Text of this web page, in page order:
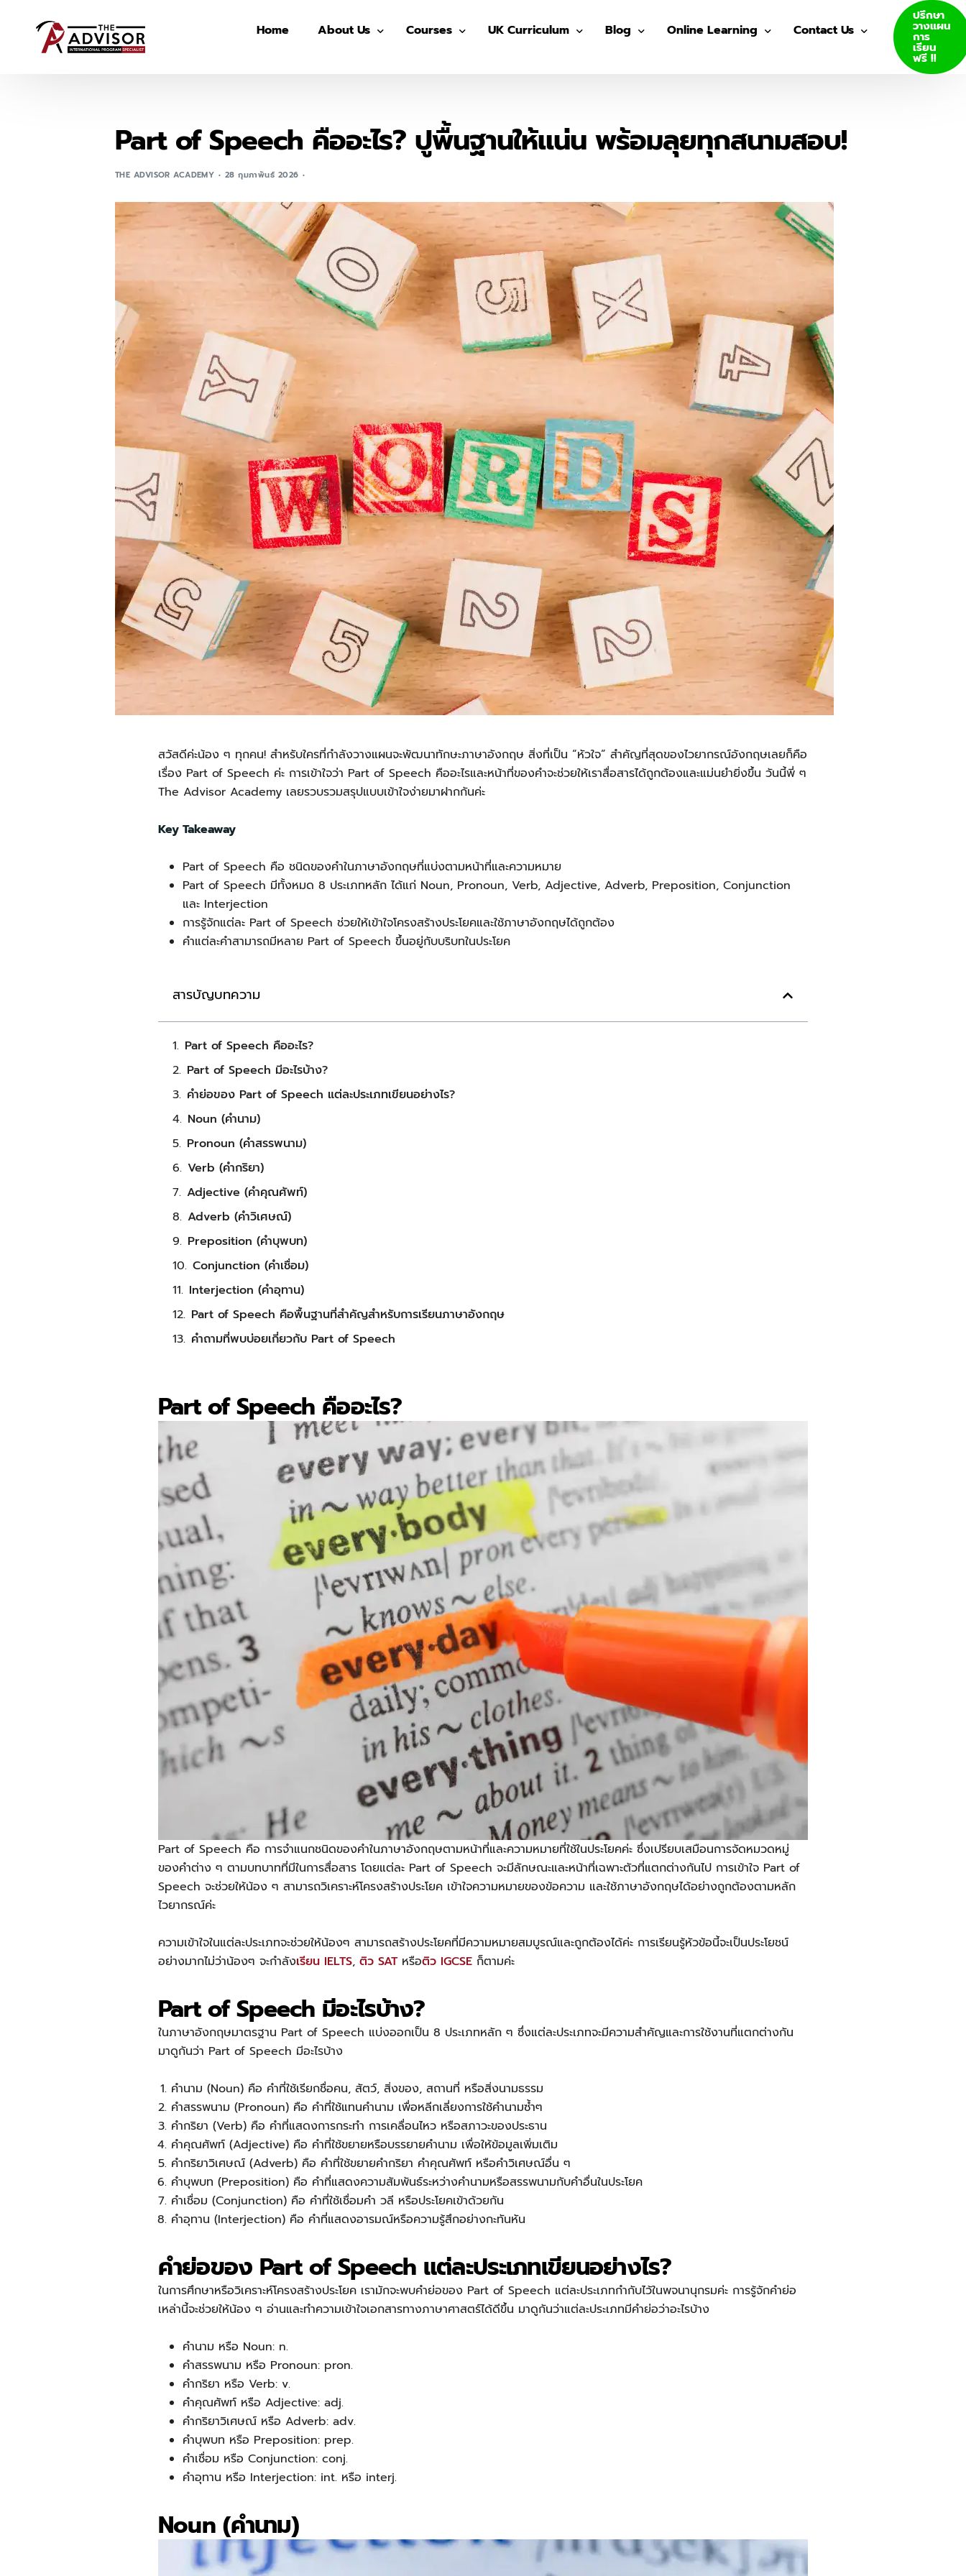
Home About Us
The Advisor On-site
Courses
ติว IGCSE
MUIDS ติวเข้า ม.4
UK Curriculum
IGCSE (Year 10-11)
Blog
SAT
Blog
Online Learning
GED E-Books
Contact Us
ปรึกษา
วางแผน
การ
เรียน
ฟรี !!
Part of Speech คืออะไร? ปูพื้นฐานให้แน่น พร้อมลุยทุกสนามสอบ!
THE ADVISOR ACADEMY 28 กุมภาพันธ์ 2026
สวัสดีค่ะน้อง ๆ ทุกคน! สำหรับใครที่กำลังวางแผนจะพัฒนาทักษะภาษาอังกฤษ สิ่งที่เป็น “หัวใจ” สำคัญที่สุดของไวยากรณ์อังกฤษเลยก็คือ
เรื่อง Part of Speech ค่ะ การเข้าใจว่า Part of Speech คืออะไรและหน้าที่ของคำจะช่วยให้เราสื่อสารได้ถูกต้องและแม่นยำยิ่งขึ้น วันนี้พี่ ๆ
The Advisor Academy เลยรวบรวมสรุปแบบเข้าใจง่ายมาฝากกันค่ะ
Key Takeaway
Part of Speech คือ ชนิดของคำในภาษาอังกฤษที่แบ่งตามหน้าที่และความหมาย
Part of Speech มีทั้งหมด 8 ประเภทหลัก ได้แก่ Noun, Pronoun, Verb, Adjective, Adverb, Preposition, Conjunction
และ Interjection
การรู้จักแต่ละ Part of Speech ช่วยให้เข้าใจโครงสร้างประโยคและใช้ภาษาอังกฤษได้ถูกต้อง
คำแต่ละคำสามารถมีหลาย Part of Speech ขึ้นอยู่กับบริบทในประโยค
สารบัญบทความ
Part of Speech คืออะไร?
Part of Speech มีอะไรบ้าง?
คำย่อของ Part of Speech แต่ละประเภทเขียนอย่างไร?
Noun (คำนาม)
Pronoun (คำสรรพนาม)
Verb (คำกริยา)
Adjective (คำคุณศัพท์)
Adverb (คำวิเศษณ์)
Preposition (คำบุพบท)
Conjunction (คำเชื่อม)
Interjection (คำอุทาน)
Part of Speech คือพื้นฐานที่สำคัญสำหรับการเรียนภาษาอังกฤษ
คำถามที่พบบ่อยเกี่ยวกับ Part of Speech
Part of Speech คืออะไร?
Part of Speech คือ การจำแนกชนิดของคำในภาษาอังกฤษตามหน้าที่และความหมายที่ใช้ในประโยคค่ะ ซึ่งเปรียบเสมือนการจัดหมวดหมู่
ของคำต่าง ๆ ตามบทบาทที่มีในการสื่อสาร โดยแต่ละ Part of Speech จะมีลักษณะและหน้าที่เฉพาะตัวที่แตกต่างกันไป การเข้าใจ Part of
Speech จะช่วยให้น้อง ๆ สามารถวิเคราะห์โครงสร้างประโยค เข้าใจความหมายของข้อความ และใช้ภาษาอังกฤษได้อย่างถูกต้องตามหลัก
ไวยากรณ์ค่ะ
ความเข้าใจในแต่ละประเภทจะช่วยให้น้องๆ สามารถสร้างประโยคที่มีความหมายสมบูรณ์และถูกต้องได้ค่ะ การเรียนรู้หัวข้อนี้จะเป็นประโยชน์
อย่างมากไม่ว่าน้องๆ จะกำลังเรียน IELTS,ติว SATหรือติว IGCSE ก็ตามค่ะ
Part of Speech มีอะไรบ้าง?
ในภาษาอังกฤษมาตรฐาน Part of Speech แบ่งออกเป็น 8 ประเภทหลัก ๆ ซึ่งแต่ละประเภทจะมีความสำคัญและการใช้งานที่แตกต่างกัน
มาดูกันว่า Part of Speech มีอะไรบ้าง
คำนาม (Noun) คือ คำที่ใช้เรียกชื่อคน, สัตว์, สิ่งของ, สถานที่ หรือสิ่งนามธรรม
คำสรรพนาม (Pronoun) คือ คำที่ใช้แทนคำนาม เพื่อหลีกเลี่ยงการใช้คำนามซ้ำๆ
คำกริยา (Verb) คือ คำที่แสดงการกระทำ การเคลื่อนไหว หรือสภาวะของประธาน
คำคุณศัพท์ (Adjective) คือ คำที่ใช้ขยายหรือบรรยายคำนาม เพื่อให้ข้อมูลเพิ่มเติม
คำกริยาวิเศษณ์ (Adverb) คือ คำที่ใช้ขยายคำกริยา คำคุณศัพท์ หรือคำวิเศษณ์อื่น ๆ
คำบุพบท (Preposition) คือ คำที่แสดงความสัมพันธ์ระหว่างคำนามหรือสรรพนามกับคำอื่นในประโยค
คำเชื่อม (Conjunction) คือ คำที่ใช้เชื่อมคำ วลี หรือประโยคเข้าด้วยกัน
คำอุทาน (Interjection) คือ คำที่แสดงอารมณ์หรือความรู้สึกอย่างกะทันหัน
คำย่อของ Part of Speech แต่ละประเภทเขียนอย่างไร?
ในการศึกษาหรือวิเคราะห์โครงสร้างประโยค เรามักจะพบคำย่อของ Part of Speech แต่ละประเภทกำกับไว้ในพจนานุกรมค่ะ การรู้จักคำย่อ
เหล่านี้จะช่วยให้น้อง ๆ อ่านและทำความเข้าใจเอกสารทางภาษาศาสตร์ได้ดีขึ้น มาดูกันว่าแต่ละประเภทมีคำย่อว่าอะไรบ้าง
คำนาม หรือ Noun: n.
คำสรรพนาม หรือ Pronoun: pron.
คำกริยา หรือ Verb: v.
คำคุณศัพท์ หรือ Adjective: adj.
คำกริยาวิเศษณ์ หรือ Adverb: adv.
คำบุพบท หรือ Preposition: prep.
คำเชื่อม หรือ Conjunction: conj.
คำอุทาน หรือ Interjection: int. หรือ interj.
Noun (คำนาม)